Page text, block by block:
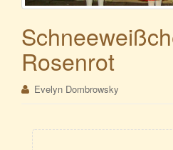
Rosenrot
Evelyn Dombrowsky